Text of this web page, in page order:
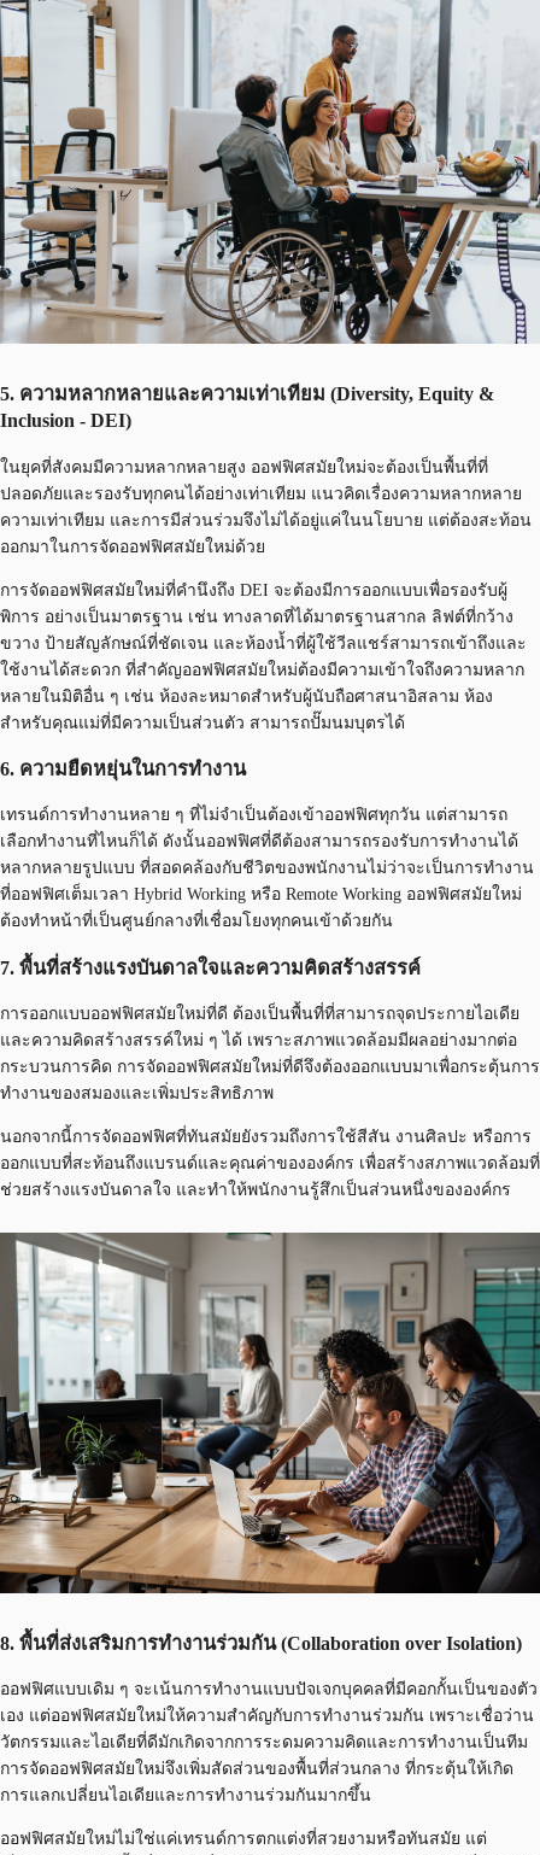
5. ความหลากหลายและความเท่าเทียม (Diversity, Equity &
Inclusion - DEI)
ในยุคที่สังคมมีความหลากหลายสูง ออฟฟิศสมัยใหม่จะต้องเป็นพื้นที่ที่
ปลอดภัยและรองรับทุกคนได้อย่างเท่าเทียม แนวคิดเรื่องความหลากหลาย
ความเท่าเทียม และการมีส่วนร่วมจึงไม่ได้อยู่แค่ในนโยบาย แต่ต้องสะท้อน
ออกมาในการจัดออฟฟิศสมัยใหม่ด้วย
การจัดออฟฟิศสมัยใหม่ที่คำนึงถึง DEI จะต้องมีการออกแบบเพื่อรองรับผู้
พิการ อย่างเป็นมาตรฐาน เช่น ทางลาดที่ได้มาตรฐานสากล ลิฟต์ที่กว้าง
ขวาง ป้ายสัญลักษณ์ที่ชัดเจน และห้องน้ำที่ผู้ใช้วีลแชร์สามารถเข้าถึงและ
ใช้งานได้สะดวก ที่สำคัญออฟฟิศสมัยใหม่ต้องมีความเข้าใจถึงความหลาก
หลายในมิติอื่น ๆ เช่น ห้องละหมาดสำหรับผู้นับถือศาสนาอิสลาม ห้อง
สำหรับคุณแม่ที่มีความเป็นส่วนตัว สามารถปั๊มนมบุตรได้
6. ความยืดหยุ่นในการทำงาน
เทรนด์การทำงานหลาย ๆ ที่ไม่จำเป็นต้องเข้าออฟฟิศทุกวัน แต่สามารถ
เลือกทำงานที่ไหนก็ได้ ดังนั้นออฟฟิศที่ดีต้องสามารถรองรับการทำงานได้
หลากหลายรูปแบบ ที่สอดคล้องกับชีวิตของพนักงานไม่ว่าจะเป็นการทำงาน
ที่ออฟฟิศเต็มเวลา Hybrid Working หรือ Remote Working ออฟฟิศสมัยใหม่
ต้องทำหน้าที่เป็นศูนย์กลางที่เชื่อมโยงทุกคนเข้าด้วยกัน
7. พื้นที่สร้างแรงบันดาลใจและความคิดสร้างสรรค์
การออกแบบออฟฟิศสมัยใหม่ที่ดี ต้องเป็นพื้นที่ที่สามารถจุดประกายไอเดีย
และความคิดสร้างสรรค์ใหม่ ๆ ได้ เพราะสภาพแวดล้อมมีผลอย่างมากต่อ
กระบวนการคิด การจัดออฟฟิศสมัยใหม่ที่ดีจึงต้องออกแบบมาเพื่อกระตุ้นการ
ทำงานของสมองและเพิ่มประสิทธิภาพ
นอกจากนี้การจัดออฟฟิศที่ทันสมัยยังรวมถึงการใช้สีสัน งานศิลปะ หรือการ
ออกแบบที่สะท้อนถึงแบรนด์และคุณค่าขององค์กร เพื่อสร้างสภาพแวดล้อมที่
ช่วยสร้างแรงบันดาลใจ และทำให้พนักงานรู้สึกเป็นส่วนหนึ่งขององค์กร
8. พื้นที่ส่งเสริมการทำงานร่วมกัน (Collaboration over Isolation)
ออฟฟิศแบบเดิม ๆ จะเน้นการทำงานแบบปัจเจกบุคคลที่มีคอกกั้นเป็นของตัว
เอง แต่ออฟฟิศสมัยใหม่ให้ความสำคัญกับการทำงานร่วมกัน เพราะเชื่อว่าน
วัตกรรมและไอเดียที่ดีมักเกิดจากการระดมความคิดและการทำงานเป็นทีม
การจัดออฟฟิศสมัยใหม่จึงเพิ่มสัดส่วนของพื้นที่ส่วนกลาง ที่กระตุ้นให้เกิด
การแลกเปลี่ยนไอเดียและการทำงานร่วมกันมากขึ้น
ออฟฟิศสมัยใหม่ไม่ใช่แค่เทรนด์การตกแต่งที่สวยงามหรือทันสมัย แต่